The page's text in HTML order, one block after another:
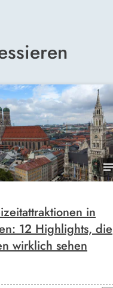
in
12 Highlights, die
wirklich sehen